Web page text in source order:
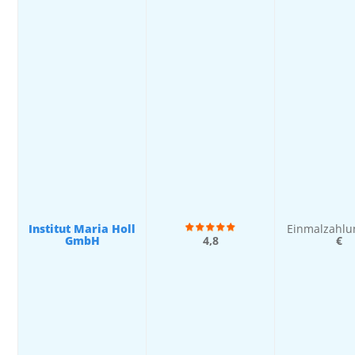
Institut Maria Holl
GmbH 4,8 €